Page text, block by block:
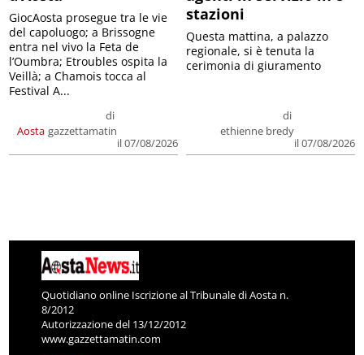
Aosta
di
gazzettamatin
il 07/08/2026
GiocAosta prosegue tra le vie
del capoluogo; a Brissogne
entra nel vivo la Feta de
l’Oumbra; Etroubles ospita la
Veillà; a Chamois tocca al
Festival A...
stazioni
di
ethienne bredy
il 07/08/2026
Questa mattina, a palazzo
regionale, si è tenuta la
cerimonia di giuramento
Quotidiano online Iscrizione al Tribunale di Aosta n.
8/2012
Autorizzazione del 13/12/2012
www.gazzettamatin.com